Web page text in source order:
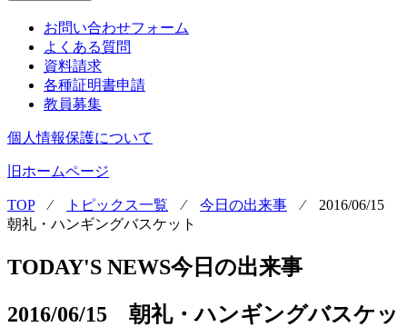
お問い合わせフォーム
よくある質問
資料請求
各種証明書申請
教員募集
個人情報保護について
旧ホームページ
TOP⁄ トピックス一覧 ⁄ 今日の出来事 ⁄ 2016/06/15
朝礼・ハンギングバスケット
TODAY'S NEWS今日の出来事
2016/06/15 朝礼・ハンギングバスケッ